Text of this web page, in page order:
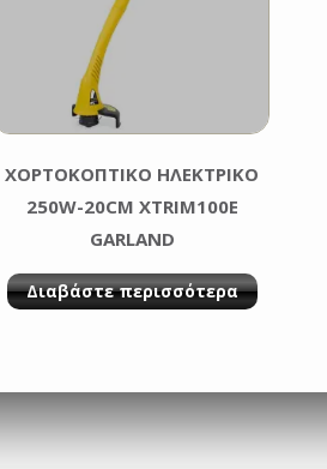
ΧΟΡΤΟΚΟΠΤΙΚΟ ΗΛΕΚΤΡΙΚΟ
250W-20CM XTRIM100E
GARLAND
Διαβάστε περισσότερα